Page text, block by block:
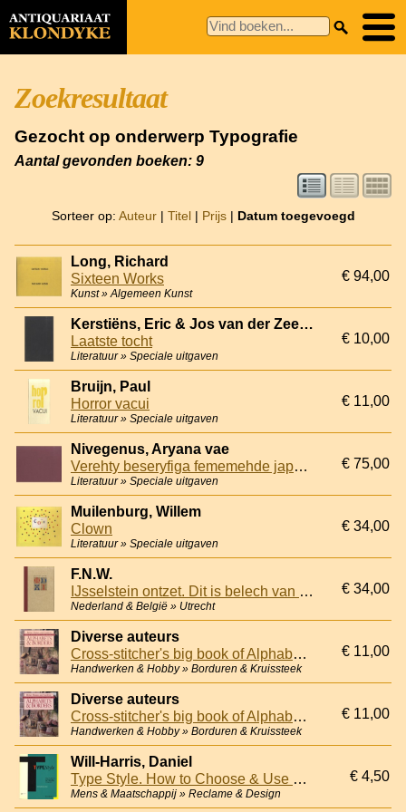
Zoekresultaat
Gezocht op onderwerp Typografie
Aantal gevonden boeken: 9
Sorteer op: Auteur| Titel| Prijs| Datum toegevoegd
Long, Richard
Sixteen Works
Kunst » Algemeen Kunst
€ 94,00
Kerstiëns, Eric & Jos van der Zee (pentekening)
Laatste tocht
Literatuur » Speciale uitgaven
€ 10,00
Bruijn, Paul
Horror vacui
Literatuur » Speciale uitgaven
€ 11,00
Nivegenus, Aryana vae
Verehty beseryfiga fememehde japestedu vaistoinu. Feleluht foli efebohdigit o jehtit apedrehtes Pladuredav Riju Vavu seseryf, fefefehdy o dedruj
Literatuur » Speciale uitgaven
€ 75,00
Muilenburg, Willem
Clown
Literatuur » Speciale uitgaven
€ 34,00
F.N.W.
IJsselstein ontzet. Dit is belech van Utert voer IJsselsteijn. Dit gaat over de belegering van IJsselstein door Utrecht
Nederland & België » Utrecht
€ 34,00
Diverse auteurs
Cross-stitcher's big book of Alphabets & Borders
Handwerken & Hobby » Borduren & Kruissteek
€ 11,00
Diverse auteurs
Cross-stitcher's big book of Alphabets & Borders
Handwerken & Hobby » Borduren & Kruissteek
€ 11,00
Will-Harris, Daniel
Type Style. How to Choose & Use Type on a Personal Computer
Mens & Maatschappij » Reclame & Design
€ 4,50